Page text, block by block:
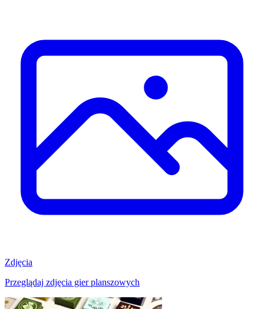
Zdjęcia
Przeglądaj zdjęcia gier planszowych